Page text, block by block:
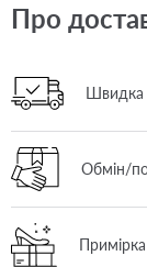
Про
Швидка
Обмін/